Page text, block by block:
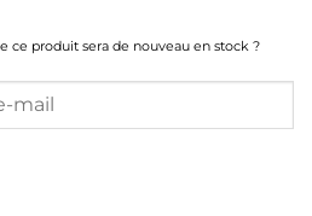
ce produit sera de nouveau en stock ?